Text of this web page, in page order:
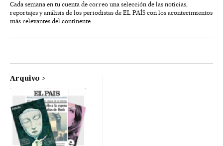
Cada semana en tu cuenta de correo una selección de las noticias,
reportajes y análisis de los periodistas de EL PAÍS con los acontecimientos
más relevantes del continente.
Arquivo